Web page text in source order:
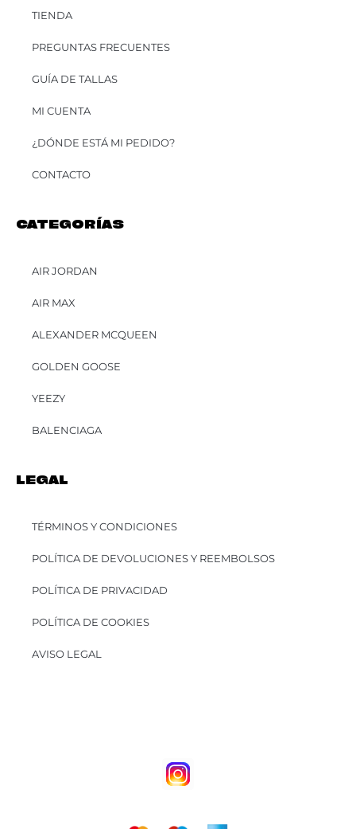
TIENDA
PREGUNTAS FRECUENTES
GUÍA DE TALLAS
MI CUENTA
¿DÓNDE ESTÁ MI PEDIDO?
CONTACTO
CATEGORÍAS
AIR JORDAN
AIR MAX
ALEXANDER MCQUEEN
GOLDEN GOOSE
YEEZY
BALENCIAGA
LEGAL
TÉRMINOS Y CONDICIONES
POLÍTICA DE DEVOLUCIONES Y REEMBOLSOS
POLÍTICA DE PRIVACIDAD
POLÍTICA DE COOKIES
AVISO LEGAL